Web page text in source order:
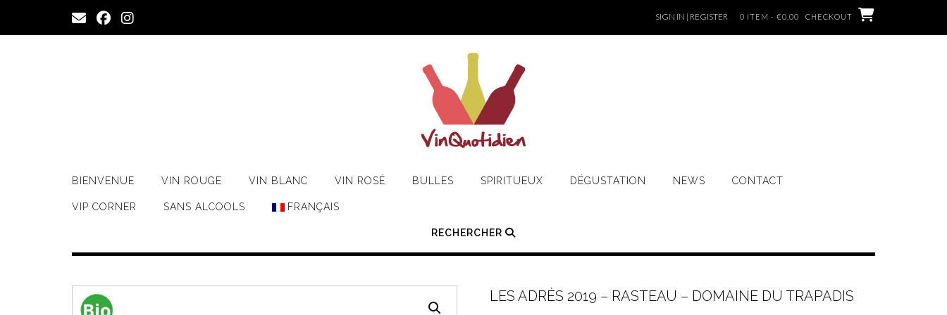
content
SIGN IN | REGISTER 0 ITEM - €0,00 CHECKOUT
BIENVENUE VIN ROUGE VIN BLANC VIN ROSÉ BULLES SPIRITUEUX DÉGUSTATION NEWS CONTACT
VIP CORNER SANS ALCOOLS FRANÇAIS
RECHERCHER
LES ADRÈS 2019 – RASTEAU – DOMAINE DU TRAPADIS